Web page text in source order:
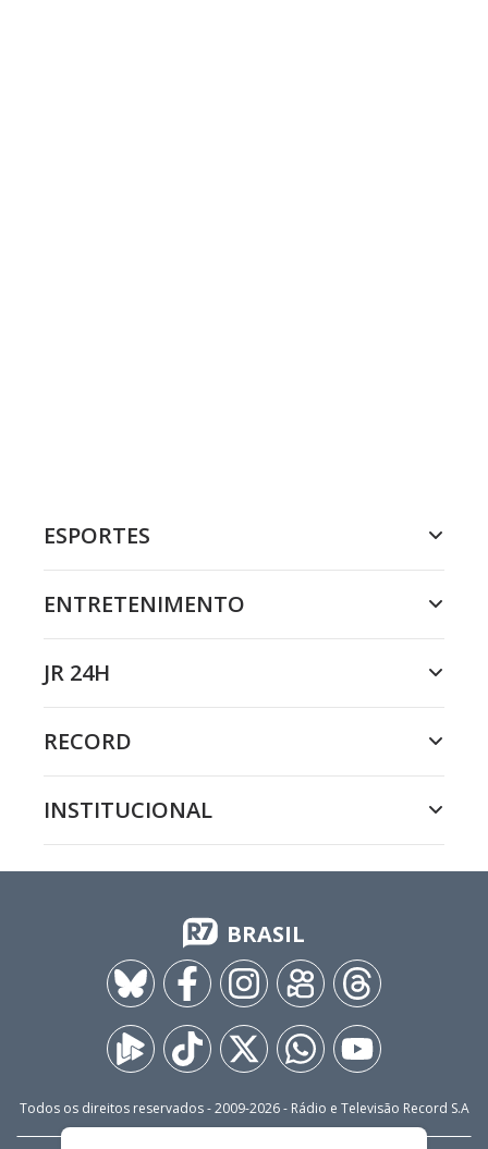
ESPORTES
ENTRETENIMENTO
JR 24H
RECORD
INSTITUCIONAL
BRASIL
Todos os direitos reservados - 2009-2026- Rádio e Televisão Record S.A